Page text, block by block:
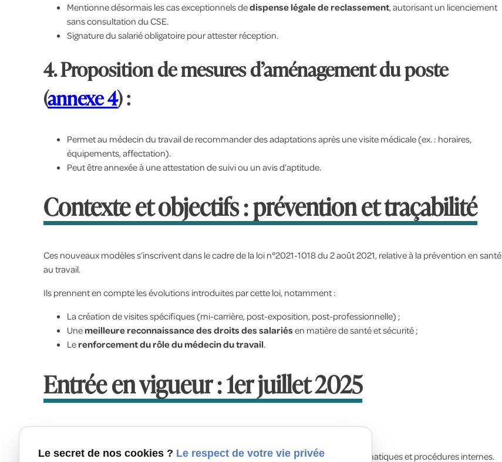
Mentionne désormais les cas exceptionnels dedispense légale de reclassement, autorisant un licenciement
sans consultation du CSE.
Signature du salarié obligatoire pour attester réception.
4. Proposition de mesures d’aménagement du poste
(annexe 4) :
Permet au médecin du travail de recommander des adaptations après une visite médicale (ex. : horaires,
équipements, affectation).
Peut être annexée à une attestation de suivi ou un avis d’aptitude.
Contexte et objectifs : prévention et traçabilité
Ces nouveaux modèles s’inscrivent dans le cadre de la loi n°2021-1018 du 2 août 2021, relative à la prévention en santé
au travail.
Ils prennent en compte les évolutions introduites par cette loi, notamment :
La création de visites spécifiques (mi-carrière, post-exposition, post-professionnelle) ;
Unemeilleure reconnaissance des droits des salariés en matière de santé et sécurité ;
Lerenforcement du rôle du médecin du travail.
Entrée en vigueur : 1er juillet 2025
Ce délai vise à permettre aux SPST et aux entreprises d’adapter leurs systèmes informatiques et procédures internes.
Le secret de nos cookies ? Le respect de votre vie privée